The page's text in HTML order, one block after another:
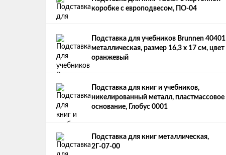
коробке с европодвесом, ПО-04
Подставка для учебников Brunnen 40401
металлическая, размер 16,3 х 17 см, цвет
оранжевый
Подставка для книг и учебников,
никелированный металл, пластмассовое
основание, Глобус 0001
Подставка для книг металлическая,
2Г-07-00